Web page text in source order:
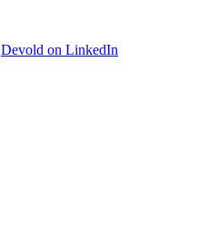
Devold on LinkedIn